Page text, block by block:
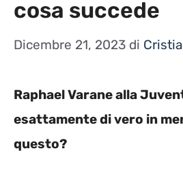
cosa succede
Dicembre 21, 2023 di
Raphael Varane alla
esattamente di vero in
questo?